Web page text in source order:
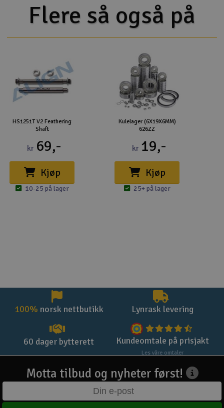
Flere så også på
HS1251T V2 Feathering
Shaft
kr 69,-
Kjøp
10-25 på lager
Kulelager (6X19X6MM)
626ZZ
kr 19,-
Kjøp
25+ på lager
100% norsk nettbutikk Lynrask levering
60 dager bytterett Kundeomtale på prisjakt
Les våre omtaler
Motta tilbud og nyheter først!